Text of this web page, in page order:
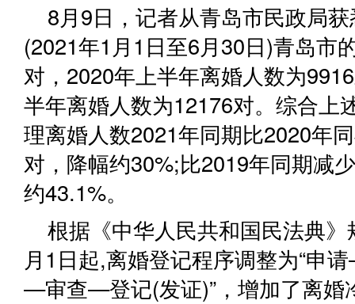
8月9日，记者从青岛市民政局
(2021年1月1日至6月30日)青岛市
对，2020年上半年离婚人数为
半年离婚人数为12176对。综合上
理离婚人数2021年同期比2020年
对，降幅约30%;比2019年同期减
约43.1%。
根据《中华人民共和国民法典
月1日起,离婚登记程序调整为“申
—审查—登记(发证)”，增加了离婚